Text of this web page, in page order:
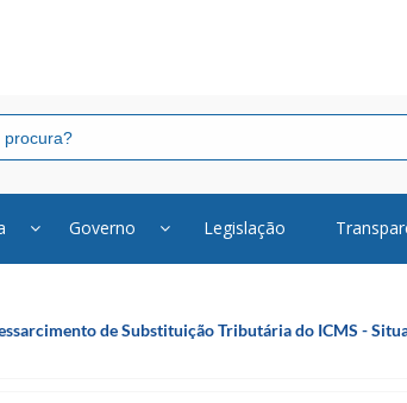
Governo Legislação
de Substituição Tributária do ICMS -